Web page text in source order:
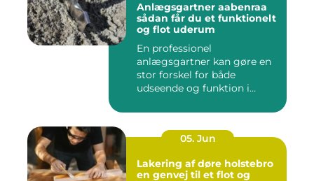
Anlægsgartner aabenraa
sådan får du et funktionelt
og flot uderum
En professionel
anlægsgartner kan gøre en
stor forskel for både
udseende og funktion i
05. Jun
Lakering af døre holstebro
en genvej til et flot og